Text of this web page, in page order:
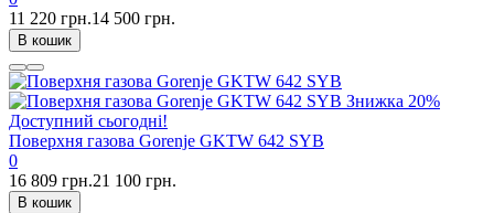
11 220 грн.14 500 грн.
В кошик
Знижка 20%
Доступний сьогодні!
Поверхня газова Gorenje GKTW 642 SYB
0
16 809 грн.21 100 грн.
В кошик